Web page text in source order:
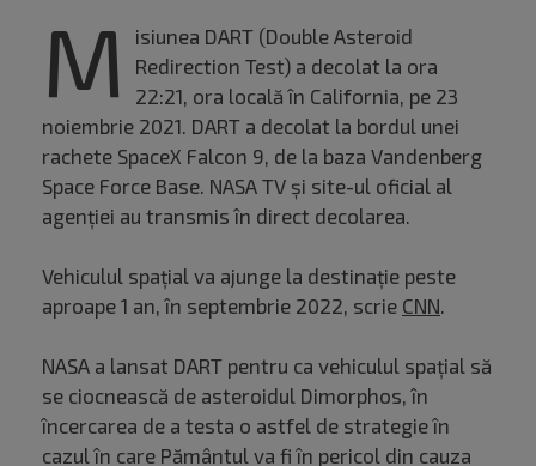
M
isiunea DART (Double Asteroid
Redirection Test) a decolat la ora
22:21, ora locală în California, pe 23
noiembrie 2021. DART a decolat la bordul unei
rachete SpaceX Falcon 9, de la baza Vandenberg
Space Force Base. NASA TV și site-ul oficial al
agenției au transmis în direct decolarea.
Vehiculul spațial va ajunge la destinație peste
aproape 1 an, în septembrie 2022, scrie CNN.
NASA a lansat DART pentru ca vehiculul spațial să
se ciocnească de asteroidul Dimorphos, în
încercarea de a testa o astfel de strategie în
cazul în care Pământul va fi în pericol din cauza